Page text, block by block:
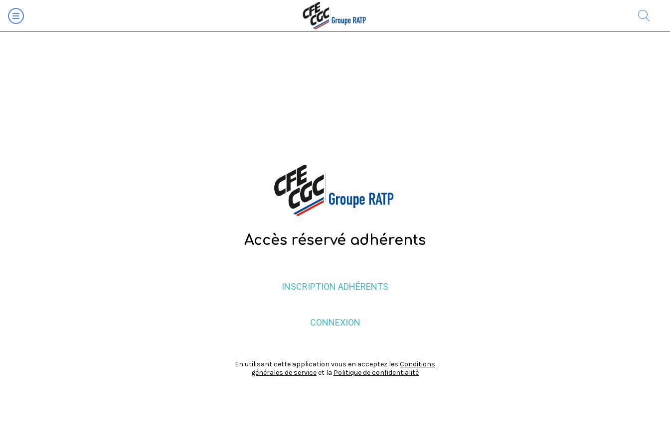
Accès réservé adhérents
INSCRIPTION ADHÉRENTS
CONNEXION
En utilisant cette application vous en acceptez les Conditions
générales de serviceet la Politique de confidentialité